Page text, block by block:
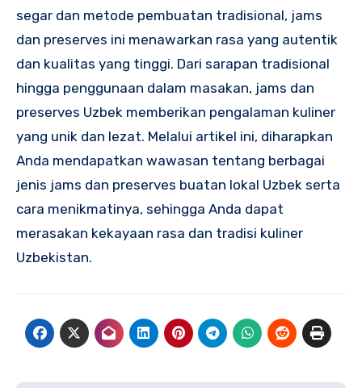
segar dan metode pembuatan tradisional, jams
dan preserves ini menawarkan rasa yang autentik
dan kualitas yang tinggi. Dari sarapan tradisional
hingga penggunaan dalam masakan, jams dan
preserves Uzbek memberikan pengalaman kuliner
yang unik dan lezat. Melalui artikel ini, diharapkan
Anda mendapatkan wawasan tentang berbagai
jenis jams dan preserves buatan lokal Uzbek serta
cara menikmatinya, sehingga Anda dapat
merasakan kekayaan rasa dan tradisi kuliner
Uzbekistan.